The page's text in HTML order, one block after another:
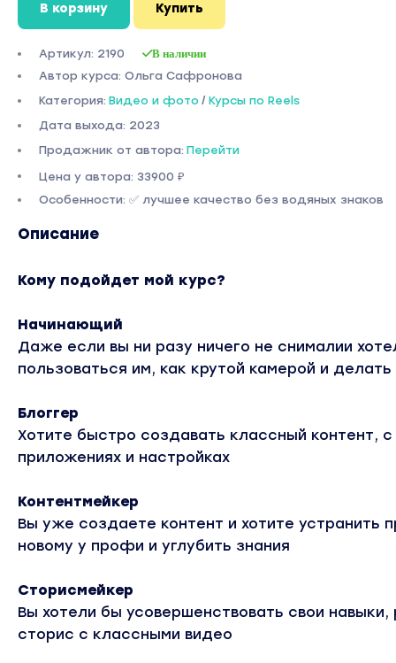
В корзину Купить
Артикул: 2190 В наличии
Автор курса: Ольга Сафронова
Категория: Видео и фото / Курсы по Reels
Дата выхода: 2023
Продажник от автора: Перейти
Цена у автора: 33900 ₽
Особенности: ✅ лучшее качество без водяных знаков
Описание
Кому подойдет мой курс?
Начинающий
Даже если вы ни разу ничего не снималии
пользоваться им, как крутой камерой и
Блоггер
Хотите быстро создавать классный контент,
приложениях и настройках
Контентмейкер
Вы уже создаете контент и хотите устранить
новому у профи и углубить знания
Сторисмейкер
Вы хотели бы усовершенствовать свои
сторис с классными видео